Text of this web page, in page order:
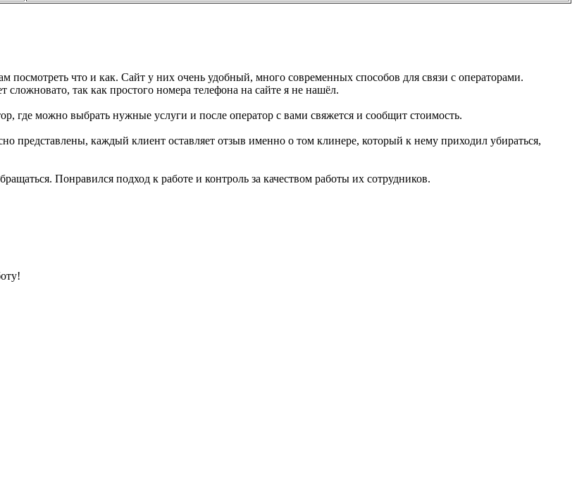
посмотреть что и как. Сайт у них очень удобный, много современных способов для связи с операторами.
так как простого номера телефона на сайте я не нашёл.
где можно выбрать нужные услуги и после оператор с вами свяжется и сообщит стоимость.
представлены, каждый клиент оставляет отзыв именно о том клинере, который к нему приходил убираться,
Понравился подход к работе и контроль за качеством работы их сотрудников.